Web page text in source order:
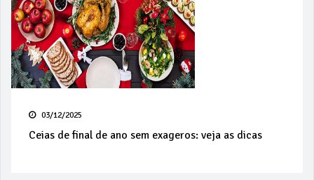
03/12/2025
Ceias de final de ano sem exageros: veja as dicas